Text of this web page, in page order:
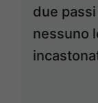
due
nessuno